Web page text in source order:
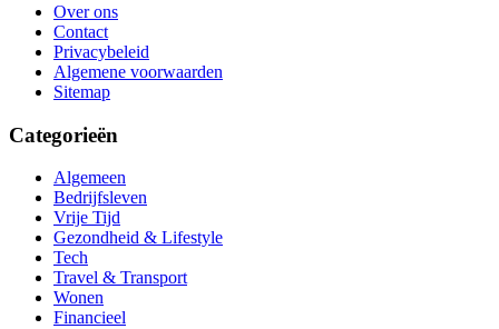
Over ons
Contact
Privacybeleid
Algemene voorwaarden
Sitemap
Categorieën
Algemeen
Bedrijfsleven
Vrije Tijd
Gezondheid & Lifestyle
Tech
Travel & Transport
Wonen
Financieel